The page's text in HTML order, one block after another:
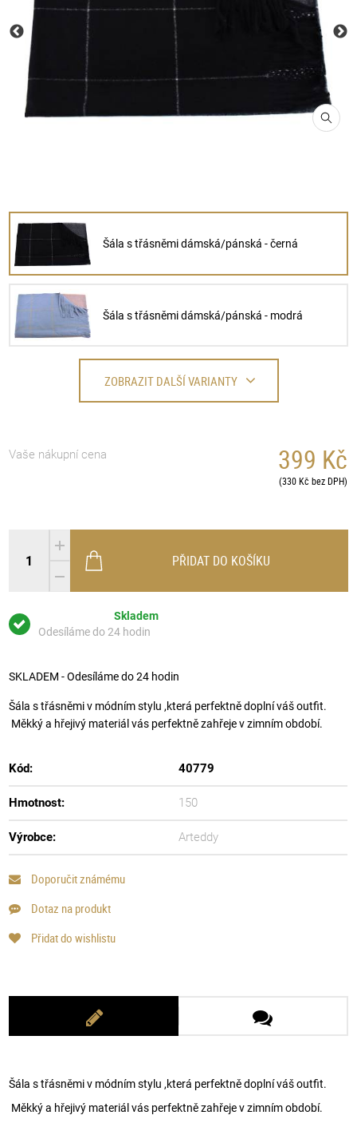
Šála s třásněmi dámská/pánská - černá
Šála s třásněmi dámská/pánská - modrá
ZOBRAZIT DALŠÍ VARIANTY
Vaše nákupní cena 399 Kč
(330 Kč bez DPH)
Skladem
Odesíláme do 24 hodin
PŘIDAT DO KOŠÍKU
SKLADEM - Odesíláme do 24 hodin
Šála s třásněmi v módním stylu ,která perfektně doplní váš outfit.
Měkký a hřejivý materiál vás perfektně zahřeje v zimním období.
Kód: 40779
Hmotnost: 150
Výrobce: Arteddy
Doporučit známému
Dotaz na produkt
Přidat do wishlistu
Šála s třásněmi v módním stylu ,která perfektně doplní váš outfit.
Měkký a hřejivý materiál vás perfektně zahřeje v zimním období.